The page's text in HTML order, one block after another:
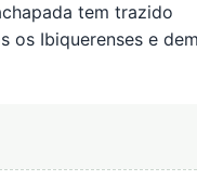
tem trazido
os Ibiquerenses e